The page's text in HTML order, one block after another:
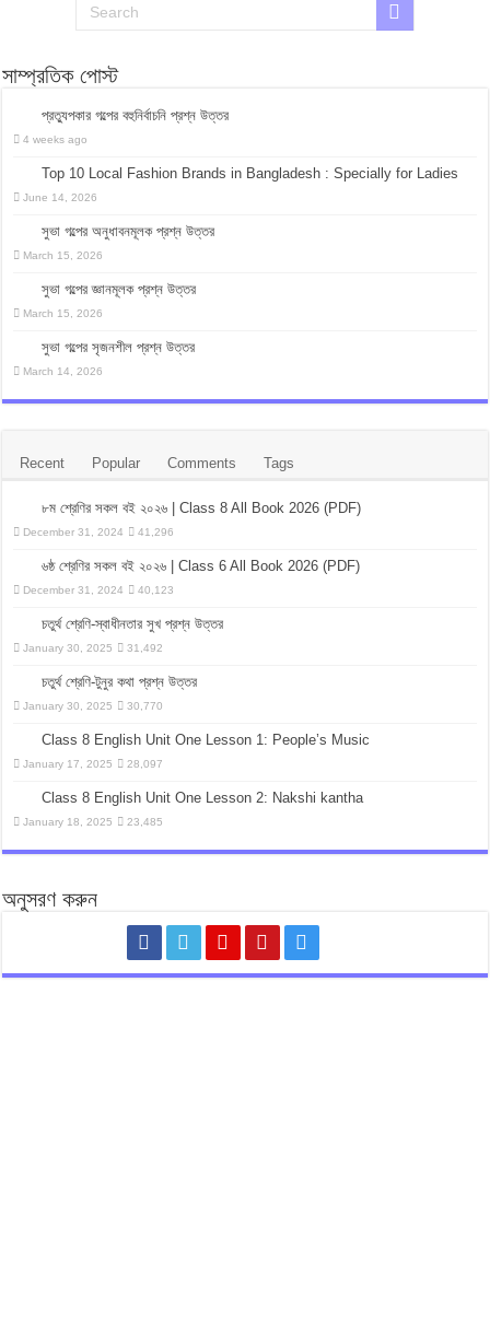
সাম্প্রতিক পোস্ট
প্রত্যুপকার গল্পের বহুনির্বাচনি প্রশ্ন উত্তর
4 weeks ago
Top 10 Local Fashion Brands in Bangladesh : Specially for Ladies
June 14, 2026
সুভা গল্পের অনুধাবনমূলক প্রশ্ন উত্তর
March 15, 2026
সুভা গল্পের জ্ঞানমূলক প্রশ্ন উত্তর
March 15, 2026
সুভা গল্পের সৃজনশীল প্রশ্ন উত্তর
March 14, 2026
Recent Popular Comments Tags
৮ম শ্রেণির সকল বই ২০২৬ | Class 8 All Book 2026 (PDF)
December 31, 2024 41,296
৬ষ্ঠ শ্রেণির সকল বই ২০২৬ | Class 6 All Book 2026 (PDF)
December 31, 2024 40,123
চতুর্থ শ্রেণি-স্বাধীনতার সুখ প্রশ্ন উত্তর
January 30, 2025 31,492
চতুর্থ শ্রেণি-টুনুর কথা প্রশ্ন উত্তর
January 30, 2025 30,770
Class 8 English Unit One Lesson 1: People’s Music
January 17, 2025 28,097
Class 8 English Unit One Lesson 2: Nakshi kantha
January 18, 2025 23,485
অনুসরণ করুন